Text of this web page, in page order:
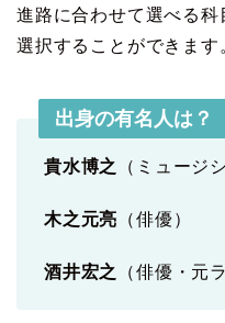
進路に合わせて選べる
選択することができます
出身の有名人は？
貴水博之 （ミュージ
木之元亮 （俳優）
酒井宏之 （俳優・元